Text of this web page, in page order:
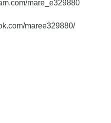
mare_e329880
maree329880/